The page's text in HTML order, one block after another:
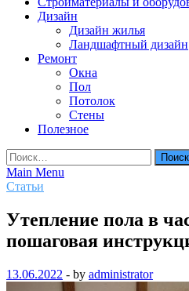
Дизайн
Дизайн жилья
Ландшафтный дизайн
Ремонт
Окна
Пол
Потолок
Стены
Полезное
Найти:
Main Menu
Статьи
Утепление пола в
пошаговая
13.06.2022 - by administrator